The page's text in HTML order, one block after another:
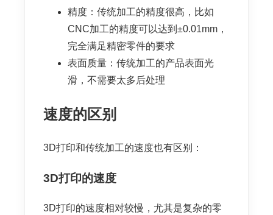
精度：传统加工的精度很高，比如
CNC加工的精度可以达到±0.01mm，
完全满足精密零件的要求
表面质量：传统加工的产品表面光
滑，不需要太多后处理
速度的区别
3D打印和传统加工的速度也有区别：
3D打印的速度
3D打印的速度相对较慢，尤其是复杂的零